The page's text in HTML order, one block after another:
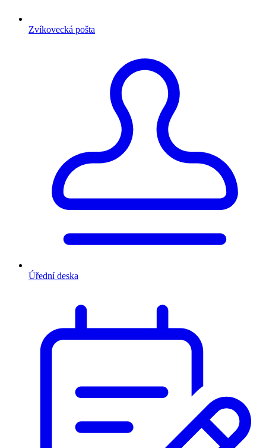
Zvíkovecká pošta
Úřední deska